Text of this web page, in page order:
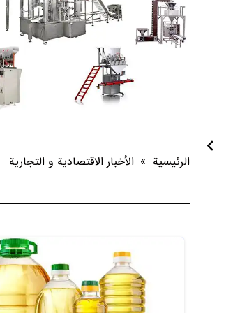
الرئيسية » الأخبار الاقتصادية و التجارية